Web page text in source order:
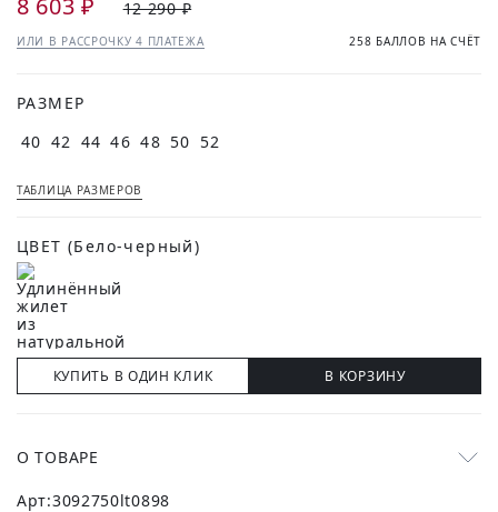
8 603 ₽ 12 290 ₽
ИЛИ В РАССРОЧКУ 4 ПЛАТЕЖА 258 БАЛЛОВ НА СЧЁТ
РАЗМЕР
40 42 44 46 48 50 52
ТАБЛИЦА РАЗМЕРОВ
ЦВЕТ (Бело-черный)
КУПИТЬ В ОДИН КЛИК В КОРЗИНУ
О ТОВАРЕ
Арт:3092750lt0898